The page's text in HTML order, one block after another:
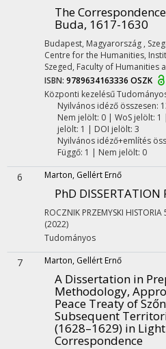
The
Buda, 1617-1630
Budapest, Magyarország ,
Centre for the Humanities,
Szeged, Faculty of Humanities
ISBN: 9789634163336 OSZK
Központi kezelésű
Nyilvános idéző összesen:
Nem jelölt: 0 | WoS jelölt:
jelölt: 1 | DOI jelölt: 3
Nyilvános idéző+említés
Függő: 1 | Nem jelölt: 0
6 Marton, Gellért Ernő
PhD DISSERTATION
ROCZNIK PRZEMYSKI HISTORIA
(2022)
Tudományos
7 Marton, Gellért Ernő
A Dissertation in
Methodology,
Peace Treaty of
Subsequent
(1628–1629) in
Correspondence